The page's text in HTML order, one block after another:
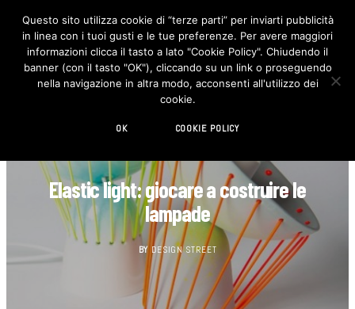
F
c
e
b
o
I
n
s
t
Elastic light: giocare a costruire le
lampade
BY DESIGN STREET
Questo sito utilizza cookie di “terze parti” per inviarti pubblicità
in linea con i tuoi gusti e le tue preferenze. Per avere maggiori
informazioni clicca il tasto a lato "Cookie Policy". Chiudendo il
banner (con il tasto "OK"), cliccando su un link o proseguendo
nella navigazione in altra modo, acconsenti all'utilizzo dei
cookie.
OK COOKIE POLICY